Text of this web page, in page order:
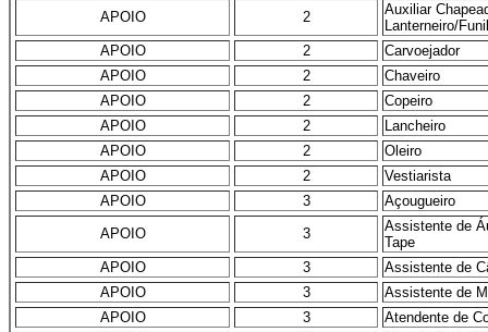
APOIO
2
Auxiliar
Lanterneiro/
APOIO
2
Carvoejador
APOIO
2
Chaveiro
APOIO
2
Copeiro
APOIO
2
Lancheiro
APOIO
2
Oleiro
APOIO
2
Vestiarista
APOIO
3
Açougueiro
APOIO
3
Assistente de
Tape
APOIO
3
Assistente de
APOIO
3
Assistente de
APOIO
3
Atendente de